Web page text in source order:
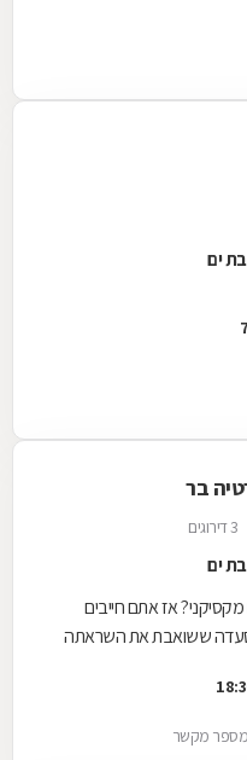
בר
3 דירוגים
אז אתם חייבים
ששואבת את השראתה
מספר מקשר